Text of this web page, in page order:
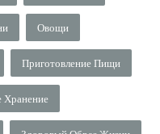
Овощи
Приготовление Пищи
Хранение